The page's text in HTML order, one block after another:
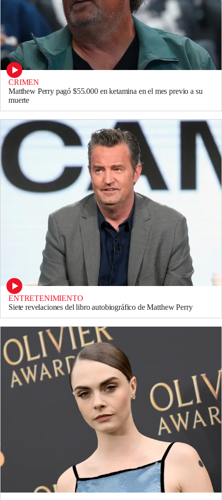
CRIMEN
Matthew Perry pagó $55.000 en ketamina en el mes previo a su
muerte
ENTRETENIMIENTO
Siete revelaciones del libro autobiográfico de Matthew Perry